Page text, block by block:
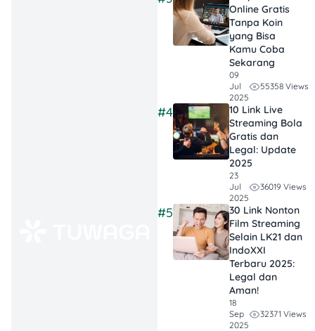
Online Gratis
Tanpa Koin
yang Bisa
Kamu Coba
Sekarang
09
Jul
2025
55358 Views
#4
10 Link Live
Streaming Bola
Gratis dan
Legal: Update
2025
23
Jul
2025
36019 Views
#5
30 Link Nonton
Film Streaming
Selain LK21 dan
IndoXXI
Terbaru 2025:
Legal dan
Aman!
18
Sep
2025
32371 Views